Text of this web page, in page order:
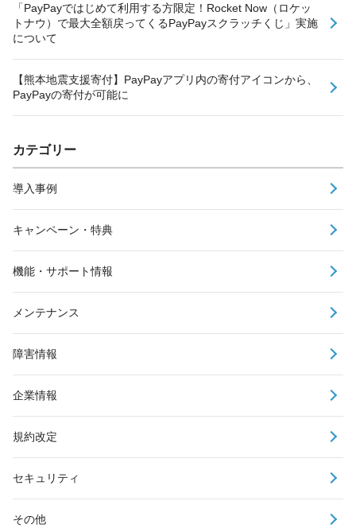
「PayPayではじめて利用する方限定！Rocket Now（ロケッ
トナウ）で最大全額戻ってくるPayPayスクラッチくじ」実施
について
【熊本地震支援寄付】PayPayアプリ内の寄付アイコンから、
PayPayの寄付が可能に
カテゴリー
導入事例
キャンペーン・特典
機能・サポート情報
メンテナンス
障害情報
企業情報
規約改定
セキュリティ
その他